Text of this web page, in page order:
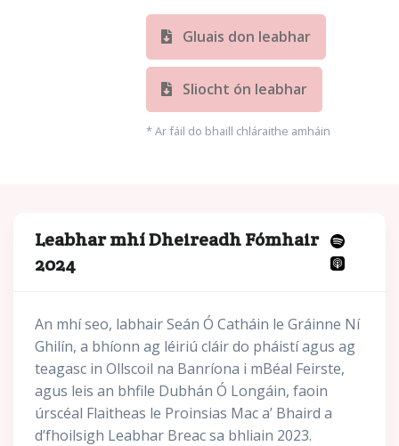
Gluais don leabhar
Sliocht ón leabhar
* Ar fáil do bhaill chláraithe amháin
Leabhar mhí Dheireadh Fómhair
2024
An mhí seo, labhair Seán Ó Catháin le Gráinne Ní
Ghilín, a bhíonn ag léiriú cláir do pháistí agus ag
teagasc in Ollscoil na Banríona i mBéal Feirste,
agus leis an bhfile Dubhán Ó Longáin, faoin
úrscéal Flaitheas le Proinsias Mac a’ Bhaird a
d’fhoilsigh Leabhar Breac sa bhliain 2023.